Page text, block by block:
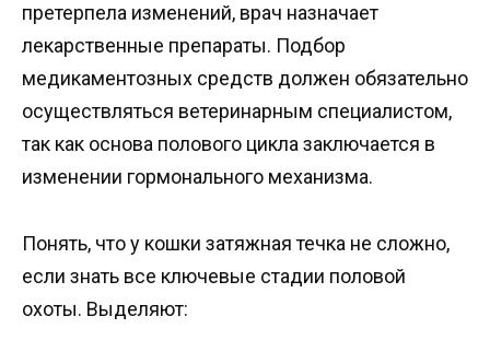
претерпела изменений, врач назначает
лекарственные препараты. Подбор
медикаментозных средств должен обязательно
осуществляться ветеринарным специалистом,
так как основа полового цикла заключается в
изменении гормонального механизма.
Понять, что у кошки затяжная течка не сложно,
если знать все ключевые стадии половой
охоты. Выделяют: